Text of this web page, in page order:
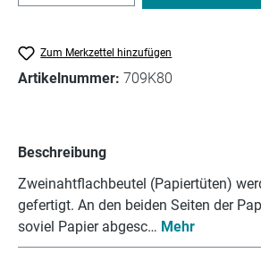
Zum Merkzettel hinzufügen
Artikelnummer: 709K80
Beschreibung
Zweinahtflachbeutel (Papiertüten)
gefertigt. An den beiden Seiten der
soviel Papier abgesc… Mehr